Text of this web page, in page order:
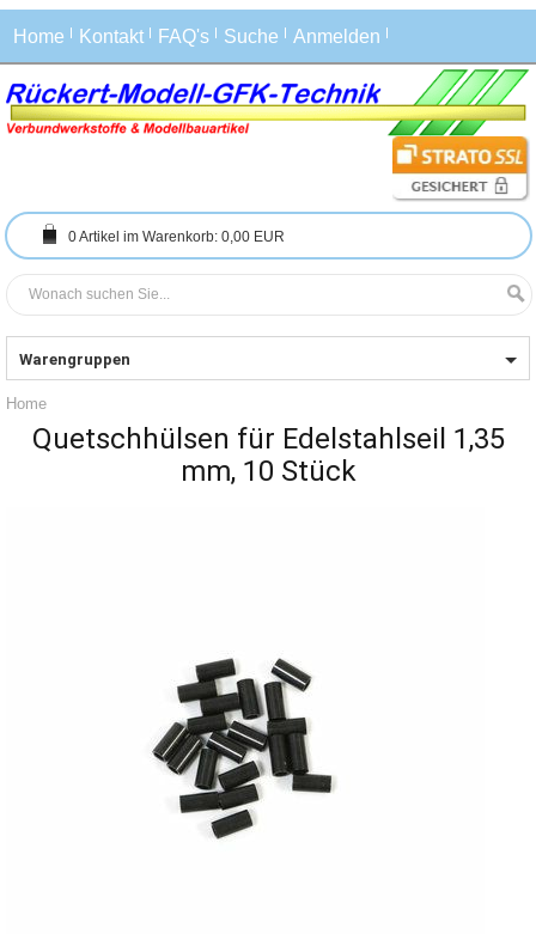
Home Kontakt FAQ's Suche Anmelden
0Artikel im Warenkorb: 0,00 EUR
Warengruppen
Home
Quetschhülsen für Edelstahlseil 1,35
mm, 10 Stück